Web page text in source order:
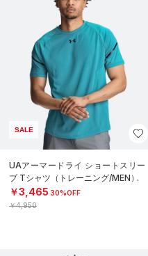
SALE
UAアーマードライ ショートスリー
ブ Tシャツ（トレーニング/MEN）
￥3,465 30%OFF
￥4,950